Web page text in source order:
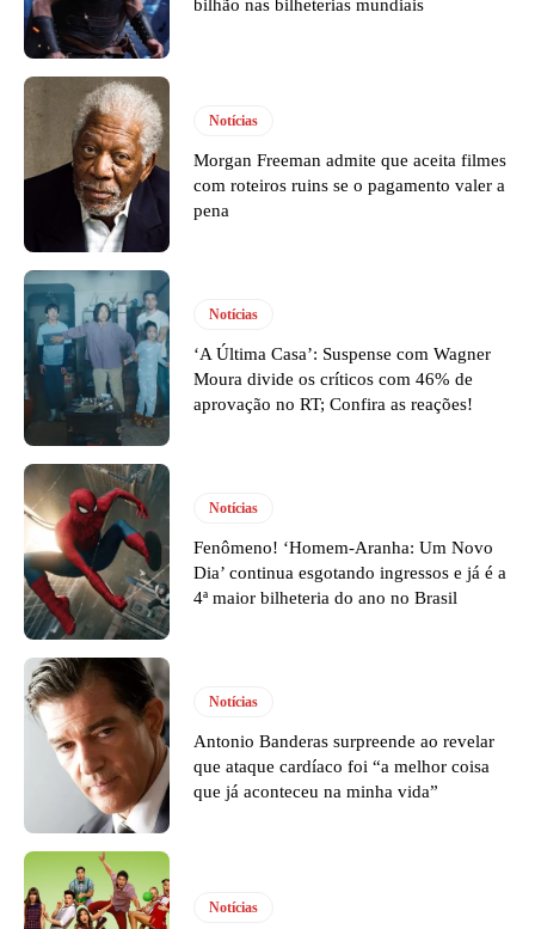
bilhão nas bilheterias mundiais
Notícias
Morgan Freeman admite que aceita filmes
com roteiros ruins se o pagamento valer a
pena
Notícias
‘A Última Casa’: Suspense com Wagner
Moura divide os críticos com 46% de
aprovação no RT; Confira as reações!
Notícias
Fenômeno! ‘Homem-Aranha: Um Novo
Dia’ continua esgotando ingressos e já é a
4ª maior bilheteria do ano no Brasil
Notícias
Antonio Banderas surpreende ao revelar
que ataque cardíaco foi “a melhor coisa
que já aconteceu na minha vida”
Notícias